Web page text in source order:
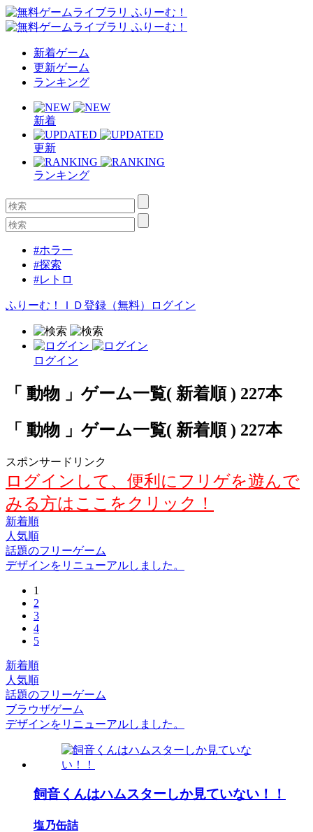
新着ゲーム
更新ゲーム
ランキング
新着
更新
ランキング
#ホラー
#探索
#レトロ
ふりーむ！ＩＤ登録（無料） ログイン
ログイン
「 動物 」ゲーム一覧( 新着順 ) 227本
「 動物 」ゲーム一覧( 新着順 ) 227本
スポンサードリンク
ログインして、便利にフリゲを遊んで
みる方はここをクリック！
新着順
人気順
話題のフリーゲーム
デザインをリニューアルしました。
1
2
3
4
5
新着順
人気順
話題のフリーゲーム
ブラウザゲーム
デザインをリニューアルしました。
飼音くんはハムスターしか見ていない！！
塩乃缶詰